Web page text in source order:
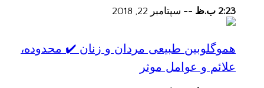
2:23 ب.ظ -- سپتامبر 22, 2018
هموگلوبین طبیعی مردان و زنان ✔️ محدوده،
علائم و عوامل موثر